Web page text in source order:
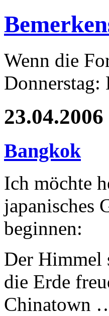
Wenn die
Donnerstag:
23.04.2006
Bangkok
Ich möchte
japanisches
beginnen:
Der Himmel
die Erde
Chinatown